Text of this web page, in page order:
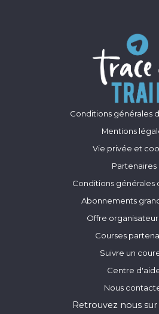
Conditions générales
Mentions
Vie privée et
Partenaires
Conditions générales
Abonnements
Offre
Courses
Suivre un
Centre
Nous
Retrouvez nous sur